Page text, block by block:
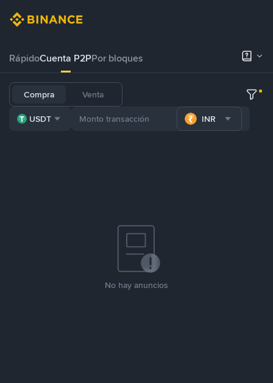
RápidoCuenta P2PPor bloques
Compra Venta
USDT INR
No hay anuncios